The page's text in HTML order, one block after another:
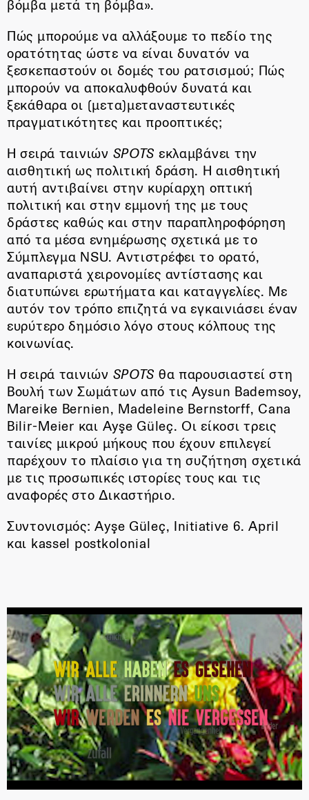
βόμβα μετά τη βόμβα».
Πώς μπορούμε να αλλάξουμε το πεδίο της
ορατότητας ώστε να είναι δυνατόν να
ξεσκεπαστούν οι δομές του ρατσισμού; Πώς
μπορούν να αποκαλυφθούν δυνατά και
ξεκάθαρα οι (μετα)μεταναστευτικές
πραγματικότητες και προοπτικές;
Η σειρά ταινιών SPOTS εκλαμβάνει την
αισθητική ως πολιτική δράση. Η αισθητική
αυτή αντιβαίνει στην κυρίαρχη οπτική
πολιτική και στην εμμονή της με τους
δράστες καθώς και στην παραπληροφόρηση
από τα μέσα ενημέρωσης σχετικά με το
Σύμπλεγμα NSU. Αντιστρέφει το ορατό,
αναπαριστά χειρονομίες αντίστασης και
διατυπώνει ερωτήματα και καταγγελίες. Με
αυτόν τον τρόπο επιζητά να εγκαινιάσει έναν
ευρύτερο δημόσιο λόγο στους κόλπους της
κοινωνίας.
Η σειρά ταινιών SPOTS θα παρουσιαστεί στη
Βουλή των Σωμάτων από τις Aysun Bademsoy,
Mareike Bernien, Madeleine Bernstorff, Cana
Bilir-Meier και Ayşe Güleç. Οι είκοσι τρεις
ταινίες μικρού μήκους που έχουν επιλεγεί
παρέχουν το πλαίσιο για τη συζήτηση σχετικά
με τις προσωπικές ιστορίες τους και τις
αναφορές στο Δικαστήριο.
Συντονισμός: Ayşe Güleç, Initiative 6. April
και kassel postkolonial